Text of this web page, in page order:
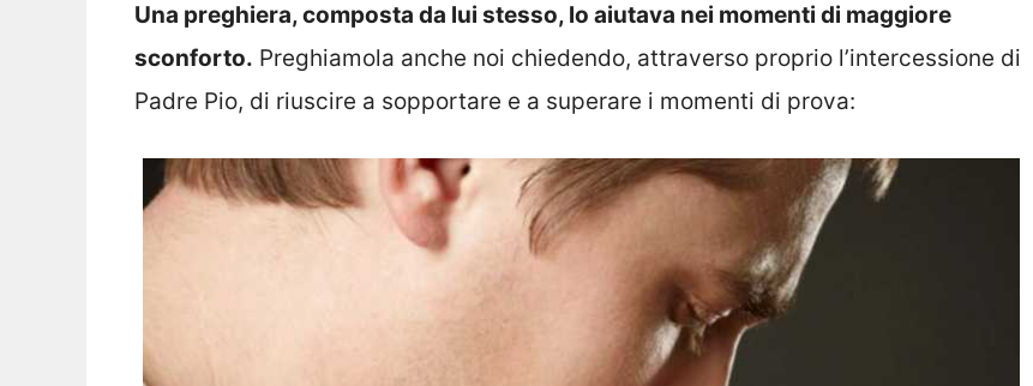
Una preghiera, composta da lui stesso, lo aiutava nei momenti di maggiore
sconforto. Preghiamola anche noi chiedendo, attraverso proprio l’intercessione di
Padre Pio, di riuscire a sopportare e a superare i momenti di prova: